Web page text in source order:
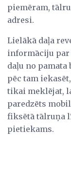
piemēram,
adresi.
Lielākā daļa
informāciju par
daļu no
pēc tam
tikai meklējat,
paredzēts
fiksētā tālruņa
pietiekams.